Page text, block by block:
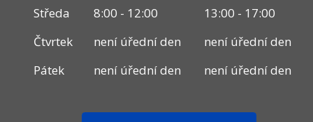
Středa
8:00 - 12:00
13:00 - 17:00
Čtvrtek
není úřední den
není úřední den
Pátek
není úřední den není úřední den